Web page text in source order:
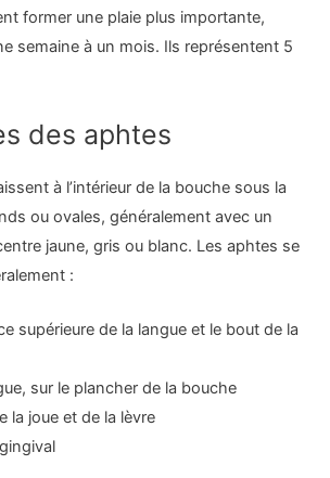
former une plaie plus importante,
semaine à un mois. Ils représentent 5
des aphtes
à l’intérieur de la bouche sous la
ou ovales, généralement avec un
jaune, gris ou blanc. Les aphtes se
:
supérieure de la langue et le bout de la
sur le plancher de la bouche
la joue et de la lèvre